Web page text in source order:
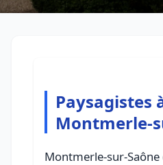
Paysagistes
Montmerle-
Montmerle-sur-